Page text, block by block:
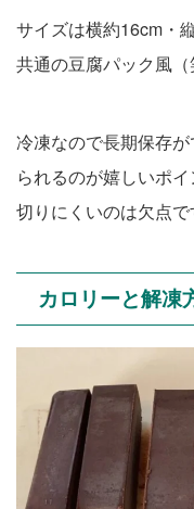
サイズは横約16cm・
共通の豆腐パック風（
冷凍なので長期保存
られるのが嬉しいポ
切りにくいのは欠点で
カロリーと解凍